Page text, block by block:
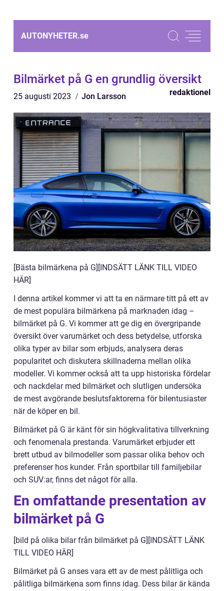
AUTONYHETER.se
Bilmärket på G en grundlig översikt
25 augusti 2023 Jon Larsson redaktionel
[Bästa bilmärkena på G][INDSÄTT LÄNK TILL VIDEO
HÄR]
I denna artikel kommer vi att ta en närmare titt på ett av
de mest populära bilmärkena på marknaden idag –
bilmärket på G. Vi kommer att ge dig en övergripande
översikt över varumärket och dess betydelse, utforska
olika typer av bilar som erbjuds, analysera deras
popularitet och diskutera skillnaderna mellan olika
modeller. Vi kommer också att ta upp historiska fördelar
och nackdelar med bilmärket och slutligen undersöka
de mest avgörande beslutsfaktorerna för bilentusiaster
när de köper en bil.
Bilmärket på G är känt för sin högkvalitativa tillverkning
och fenomenala prestanda. Varumärket erbjuder ett
brett utbud av bilmodeller som passar olika behov och
preferenser hos kunder. Från sportbilar till familjebilar
och SUV:ar, finns det något för alla.
En omfattande presentation av
bilmärket på G
[bild på olika bilar från bilmärket på G][INDSÄTT LÄNK
TILL VIDEO HÄR]
Bilmärket på G anses vara ett av de mest pålitliga och
pålitliga bilmärkena som finns idag. Dess bilar är kända